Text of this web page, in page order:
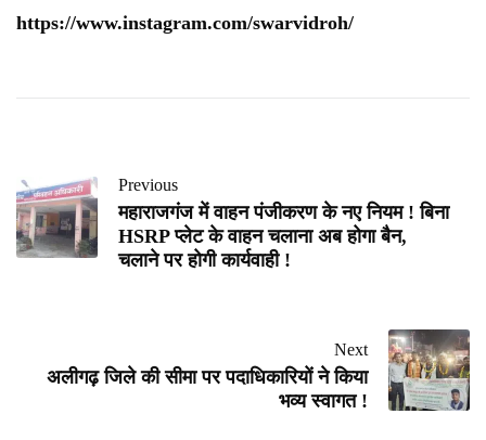
https://www.instagram.com/swarvidroh/
Previous
महाराजगंज में वाहन पंजीकरण के नए नियम ! बिना
HSRP प्लेट के वाहन चलाना अब होगा बैन,
चलाने पर होगी कार्यवाही !
Next
अलीगढ़ जिले की सीमा पर पदाधिकारियों ने किया
भव्य स्वागत !